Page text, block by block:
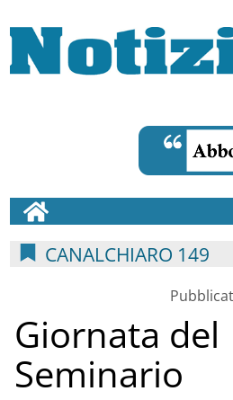
CANALCHIARO 149
Giornata del
Seminario